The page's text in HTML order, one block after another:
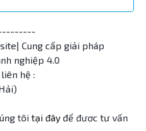
Cung cấp giải pháp
nghiệp 4.0
hệ :
tôi tại đây để đươc tư vấn